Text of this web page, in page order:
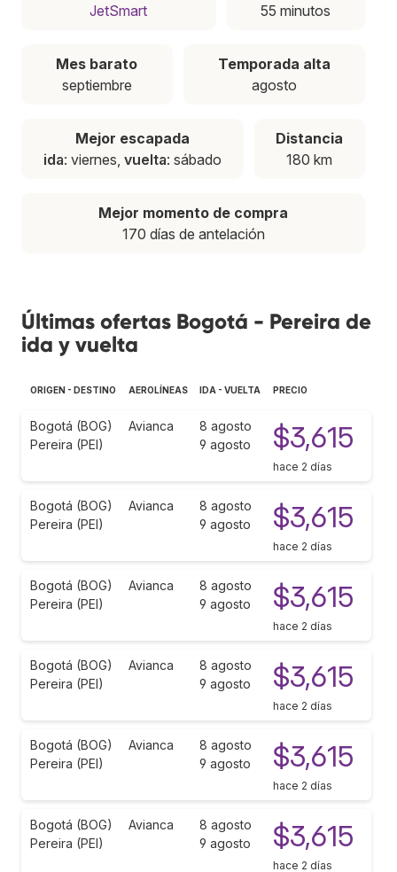
JetSmart
55 minutos
Mes barato
septiembre
Temporada alta
agosto
Mejor escapada
ida: viernes, vuelta: sábado
Distancia
180 km
Mejor momento de compra
170 días de antelación
Últimas ofertas Bogotá - Pereira de
ida y vuelta
ORIGEN - DESTINO AEROLÍNEAS IDA - VUELTA PRECIO
Bogotá (BOG)
Pereira (PEI)
Avianca
8 agosto
9 agosto
$3,615
hace 2 días
Bogotá (BOG)
Pereira (PEI)
Avianca
8 agosto
9 agosto
$3,615
hace 2 días
Bogotá (BOG)
Pereira (PEI)
Avianca
8 agosto
9 agosto
$3,615
hace 2 días
Bogotá (BOG)
Pereira (PEI)
Avianca
8 agosto
9 agosto
$3,615
hace 2 días
Bogotá (BOG)
Pereira (PEI)
Avianca
8 agosto
9 agosto
$3,615
hace 2 días
Bogotá (BOG)
Pereira (PEI)
Avianca
8 agosto
9 agosto
$3,615
hace 2 días